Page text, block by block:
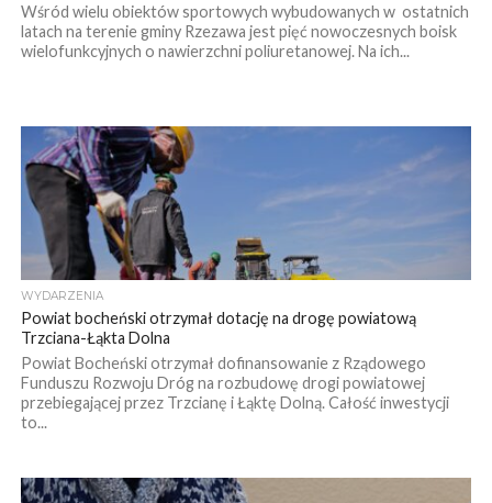
Wśród wielu obiektów sportowych wybudowanych w ostatnich
latach na terenie gminy Rzezawa jest pięć nowoczesnych boisk
wielofunkcyjnych o nawierzchni poliuretanowej. Na ich...
WYDARZENIA
Powiat bocheński otrzymał dotację na drogę powiatową
Trzciana-Łąkta Dolna
Powiat Bocheński otrzymał dofinansowanie z Rządowego
Funduszu Rozwoju Dróg na rozbudowę drogi powiatowej
przebiegającej przez Trzcianę i Łąktę Dolną. Całość inwestycji
to...